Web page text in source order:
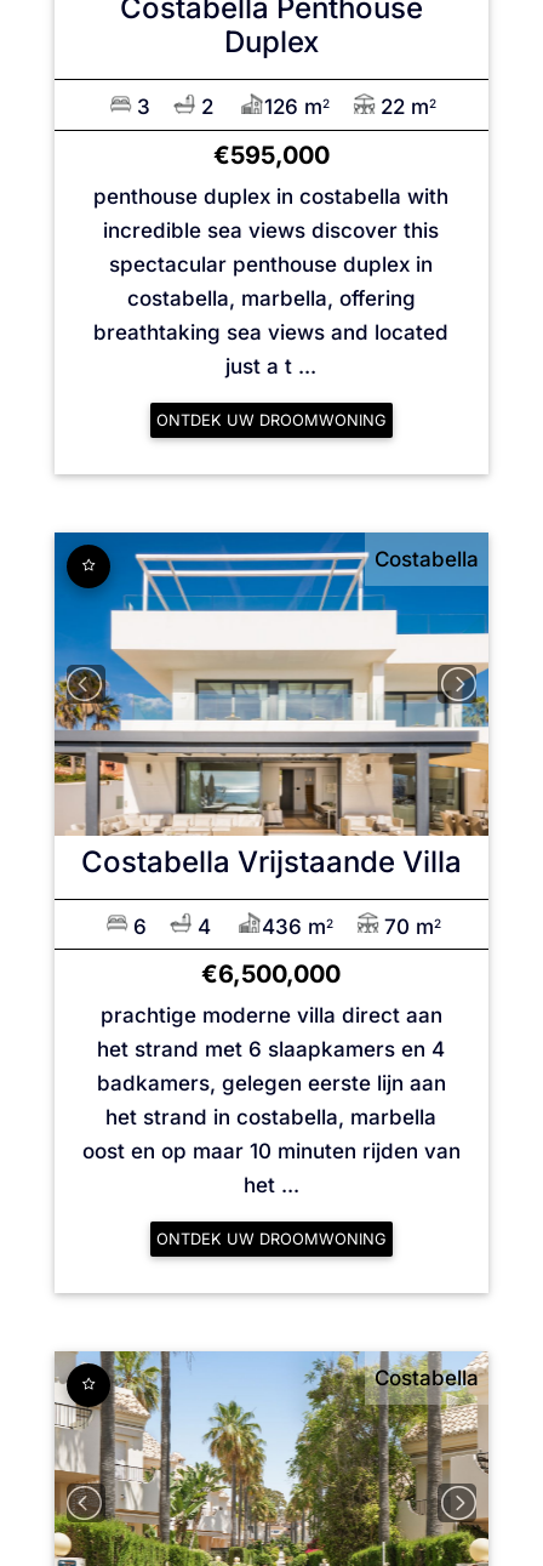
Costabella Penthouse
Duplex
3 2 126 m2 22 m2
€595,000
penthouse duplex in costabella with
incredible sea views discover this
spectacular penthouse duplex in
costabella, marbella, offering
breathtaking sea views and located
just a t ...
ONTDEK UW DROOMWONING
Costabella
Costabella Vrijstaande Villa
6 4 436 m2 70 m2
€6,500,000
prachtige moderne villa direct aan
het strand met 6 slaapkamers en 4
badkamers, gelegen eerste lijn aan
het strand in costabella, marbella
oost en op maar 10 minuten rijden van
het ...
ONTDEK UW DROOMWONING
Costabella